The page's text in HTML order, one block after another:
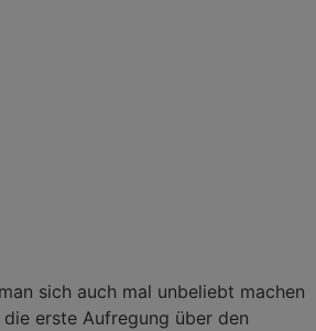
sich auch mal unbeliebt machen
erste Aufregung über den